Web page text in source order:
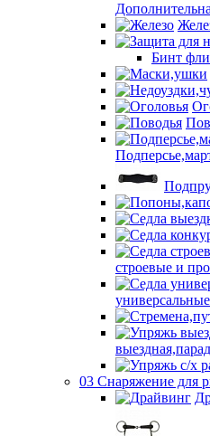
Бинт
строевые и
03 Снаряжение для